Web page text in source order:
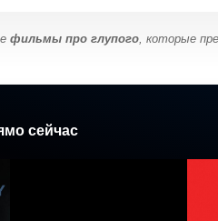
фильмы про глупого, которые
сейчас